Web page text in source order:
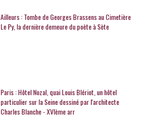
Ailleurs : Tombe de Georges Brassens au Cimetière
Le Py, la dernière demeure du poète à Sète
Paris : Hôtel Nozal, quai Louis Blériot, un hôtel
particulier sur la Seine dessiné par l'architecte
Charles Blanche - XVIème arr